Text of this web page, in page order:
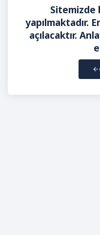
Sitemizde
yapılmaktadır.
açılacaktır.